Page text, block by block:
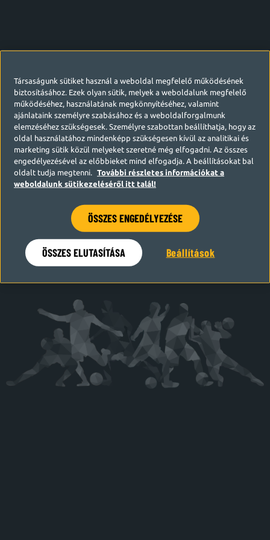
Hamarosan visszatérünk
Társaságunk sütiket használ a weboldal megfelelő működésének
biztosításához. Ezek olyan sütik, melyek a weboldalunk megfelelő
működéséhez, használatának megkönnyítéséhez, valamint
ajánlataink személyre szabásához és a weboldalforgalmunk
elemzéséhez szükségesek. Személyre szabottan beállíthatja, hogy az
oldal használatához mindenképp szükségesen kívül az analitikai és
marketing sütik közül melyeket szeretné még elfogadni. Az összes
engedélyezésével az előbbieket mind elfogadja. A beállításokat bal
oldalt tudja megtenni.
További részletes információkat a
weboldalunk sütikezeléséről itt talál!
ÖSSZES ENGEDÉLYEZÉSE
ÖSSZES ELUTASÍTÁSA Beállítások